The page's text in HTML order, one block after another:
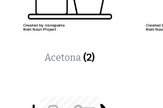
Acetona (2)